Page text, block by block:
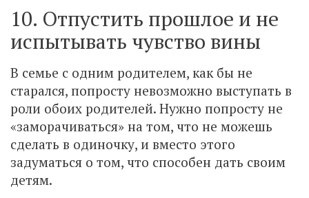
10. Отпустить прошлое и не
испытывать чувство вины
В семье с одним родителем, как бы не
старался, попросту невозможно выступать в
роли обоих родителей. Нужно попросту не
«заморачиваться» на том, что не можешь
сделать в одиночку, и вместо этого
задуматься о том, что способен дать своим
детям.